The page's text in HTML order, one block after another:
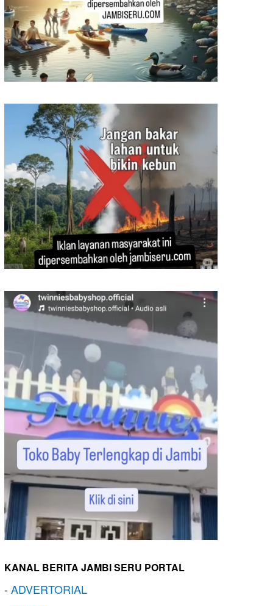
KANAL BERITA JAMBI SERU PORTAL
-ADVERTORIAL